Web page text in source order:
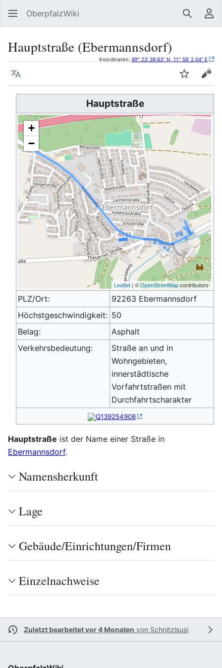
OberpfalzWiki Suchen
Hauptstraße (Ebermannsdorf)
Sprache
Koordinaten: 49° 23' 39.63" N, 11° 56' 2.04" E
Hauptstraße
+
−
Leaflet | ©OpenStreetMapcontributors
PLZ/Ort:
92263 Ebermannsdorf
Höchstgeschwindigkeit: 50
Belag:
Asphalt
Verkehrsbedeutung:
Straße an und in
Wohngebieten,
innerstädtische
Vorfahrtstraßen mit
Durchfahrtscharakter
Q139254908
Hauptstraße ist der Name einer Straße in
Ebermannsdorf.
Namensherkunft
Lage
Gebäude/Einrichtungen/Firmen
Einzelnachweise
Zuletzt bearbeitet vor 4 Monaten von Schnitzlsusi